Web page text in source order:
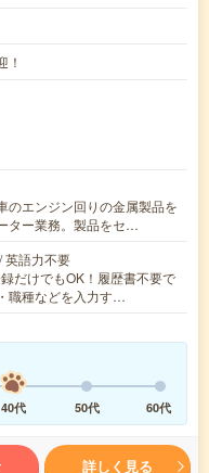
！
のエンジン回りの金属製品を
ター業務。製品をセ…
英語力不要
だけでもOK！履歴書不要で
職種などを入力す…
40代 50代 60代
詳しく見る